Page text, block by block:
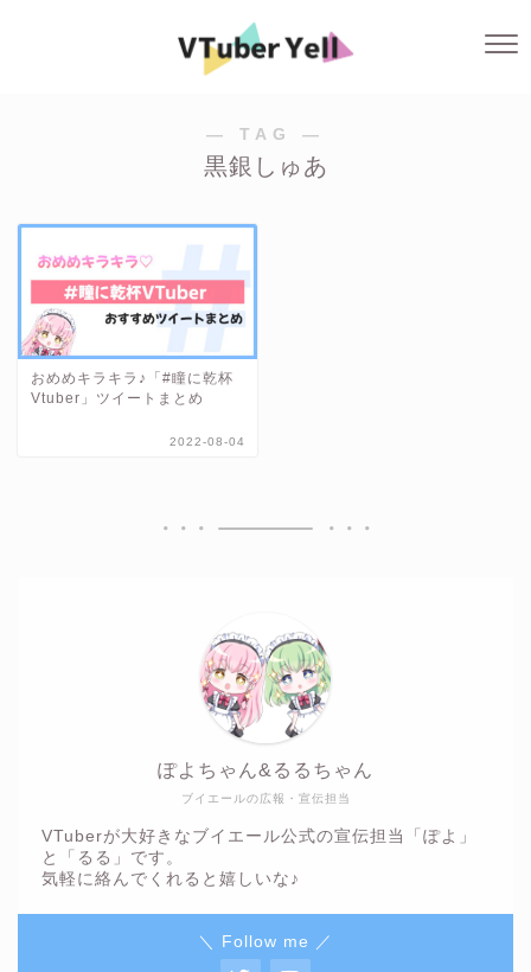
― TAG ―
黒銀しゅあ
おめめキラキラ♪「#瞳に乾杯
Vtuber」ツイートまとめ
2022-08-04
ブイエールの広報・宣伝担当
ぽよちゃん&るるちゃん
VTuberが大好きなブイエール公式の宣伝担当「ぽよ」
と「るる」です。
気軽に絡んでくれると嬉しいな♪
＼ Follow me ／